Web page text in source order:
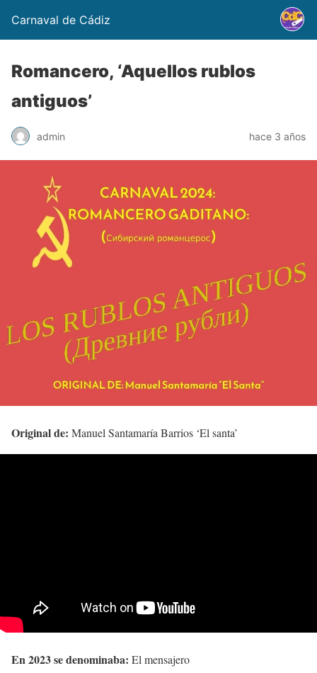
Carnaval de Cádiz
Romancero, ‘Aquellos rublos
antiguos’
admin hace 3 años
Original de: Manuel Santamaría Barrios ‘El santa’
En 2023 se denominaba: El mensajero